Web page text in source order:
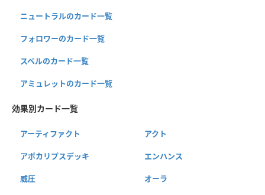
ニュートラルのカード一覧
フォロワーのカード一覧
スペルのカード一覧
アミュレットのカード一覧
効果別カード一覧
アーティファクト アクト
アポカリプスデッキ エンハンス
威圧 オーラ